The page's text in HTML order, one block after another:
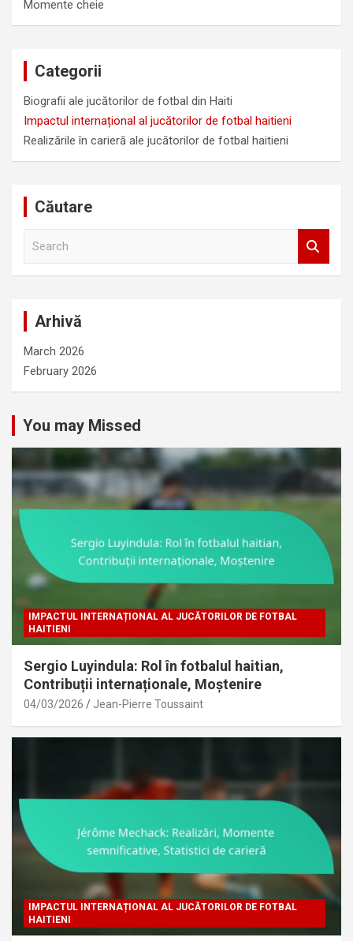
Momente cheie
Categorii
Biografii ale jucătorilor de fotbal din Haiti
Impactul internațional al jucătorilor de fotbal haitieni
Realizările în carieră ale jucătorilor de fotbal haitieni
Căutare
Arhivă
March 2026
February 2026
You may Missed
IMPACTUL INTERNAȚIONAL AL JUCĂTORILOR DE FOTBAL
HAITIENI
Sergio Luyindula: Rol în fotbalul haitian,
Contribuții internaționale, Moștenire
04/03/2026 Jean-Pierre Toussaint
IMPACTUL INTERNAȚIONAL AL JUCĂTORILOR DE FOTBAL
HAITIENI